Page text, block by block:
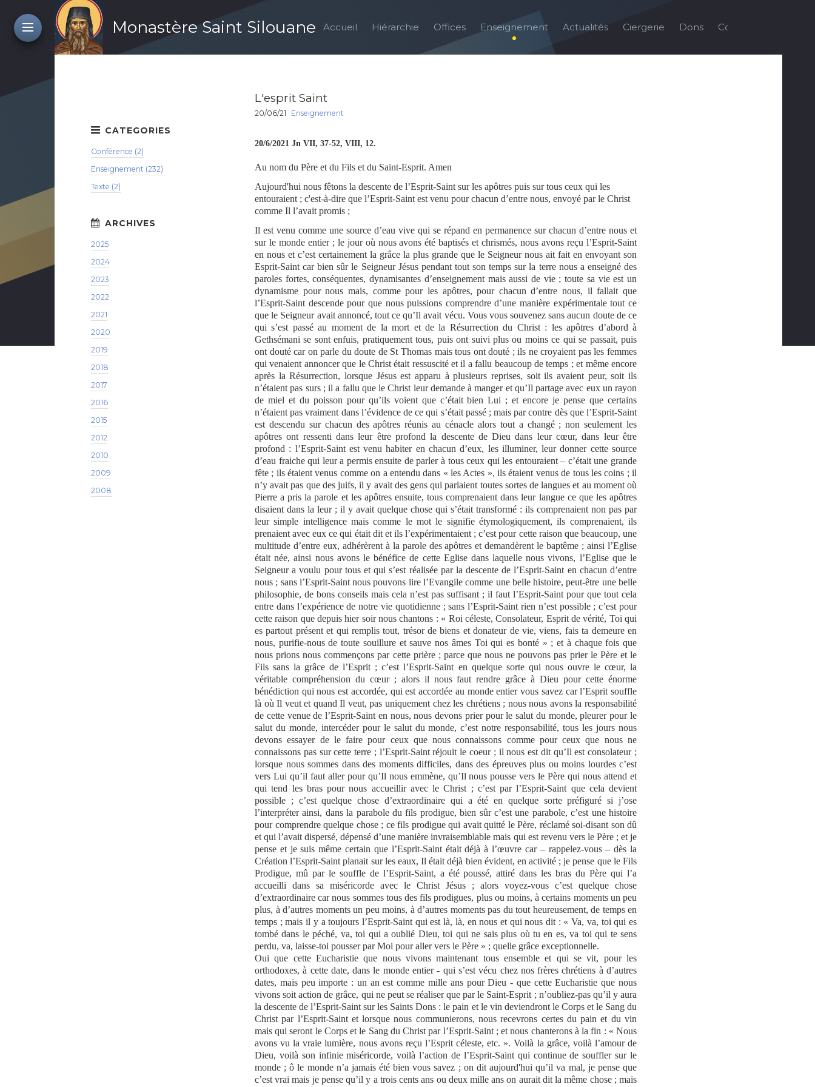
Monastère Saint Silouane Accueil Hiérarchie Offices Enseignement Actualités Ciergerie Dons Contact
L'esprit Saint
20/06/21 Enseignement
20/6/2021 Jn VII, 37-52, VIII, 12.
Au nom du Père et du Fils et du Saint-Esprit. Amen
Aujourd'hui nous fêtons la descente de l’Esprit-Saint sur les apôtres puis sur tous ceux qui les
entouraient ; c'est-à-dire que l’Esprit-Saint est venu pour chacun d’entre nous, envoyé par le Christ
comme Il l’avait promis ;
Il est venu comme une source d’eau vive qui se répand en permanence sur chacun d’entre nous et
sur le monde entier ; le jour où nous avons été baptisés et chrismés, nous avons reçu l’Esprit-Saint
en nous et c’est certainement la grâce la plus grande que le Seigneur nous ait fait en envoyant son
Esprit-Saint car bien sûr le Seigneur Jésus pendant tout son temps sur la terre nous a enseigné des
paroles fortes, conséquentes, dynamisantes d’enseignement mais aussi de vie ; toute sa vie est un
dynamisme pour nous mais, comme pour les apôtres, pour chacun d’entre nous, il fallait que
l’Esprit-Saint descende pour que nous puissions comprendre d’une manière expérimentale tout ce
que le Seigneur avait annoncé, tout ce qu’Il avait vécu. Vous vous souvenez sans aucun doute de ce
qui s’est passé au moment de la mort et de la Résurrection du Christ : les apôtres d’abord à
Gethsémani se sont enfuis, pratiquement tous, puis ont suivi plus ou moins ce qui se passait, puis
ont douté car on parle du doute de St Thomas mais tous ont douté ; ils ne croyaient pas les femmes
qui venaient annoncer que le Christ était ressuscité et il a fallu beaucoup de temps ; et même encore
après la Résurrection, lorsque Jésus est apparu à plusieurs reprises, soit ils avaient peur, soit ils
n’étaient pas surs ; il a fallu que le Christ leur demande à manger et qu’Il partage avec eux un rayon
de miel et du poisson pour qu’ils voient que c’était bien Lui ; et encore je pense que certains
n’étaient pas vraiment dans l’évidence de ce qui s’était passé ; mais par contre dès que l’Esprit-Saint
est descendu sur chacun des apôtres réunis au cénacle alors tout a changé ; non seulement les
apôtres ont ressenti dans leur être profond la descente de Dieu dans leur cœur, dans leur être
profond : l’Esprit-Saint est venu habiter en chacun d’eux, les illuminer, leur donner cette source
d’eau fraiche qui leur a permis ensuite de parler à tous ceux qui les entouraient – c’était une grande
fête ; ils étaient venus comme on a entendu dans « les Actes », ils étaient venus de tous les coins ; il
n’y avait pas que des juifs, il y avait des gens qui parlaient toutes sortes de langues et au moment où
Pierre a pris la parole et les apôtres ensuite, tous comprenaient dans leur langue ce que les apôtres
disaient dans la leur ; il y avait quelque chose qui s’était transformé : ils comprenaient non pas par
leur simple intelligence mais comme le mot le signifie étymologiquement, ils comprenaient, ils
prenaient avec eux ce qui était dit et ils l’expérimentaient ; c’est pour cette raison que beaucoup, une
multitude d’entre eux, adhérèrent à la parole des apôtres et demandèrent le baptême ; ainsi l’Eglise
était née, ainsi nous avons le bénéfice de cette Eglise dans laquelle nous vivons, l’Eglise que le
Seigneur a voulu pour tous et qui s’est réalisée par la descente de l’Esprit-Saint en chacun d’entre
nous ; sans l’Esprit-Saint nous pouvons lire l’Evangile comme une belle histoire, peut-être une belle
philosophie, de bons conseils mais cela n’est pas suffisant ; il faut l’Esprit-Saint pour que tout cela
entre dans l’expérience de notre vie quotidienne ; sans l’Esprit-Saint rien n’est possible ; c’est pour
cette raison que depuis hier soir nous chantons : « Roi céleste, Consolateur, Esprit de vérité, Toi qui
es partout présent et qui remplis tout, trésor de biens et donateur de vie, viens, fais ta demeure en
nous, purifie-nous de toute souillure et sauve nos âmes Toi qui es bonté » ; et à chaque fois que
nous prions nous commençons par cette prière ; parce que nous ne pouvons pas prier le Père et le
Fils sans la grâce de l’Esprit ; c’est l’Esprit-Saint en quelque sorte qui nous ouvre le cœur, la
véritable compréhension du cœur ; alors il nous faut rendre grâce à Dieu pour cette énorme
bénédiction qui nous est accordée, qui est accordée au monde entier vous savez car l’Esprit souffle
là où Il veut et quand Il veut, pas uniquement chez les chrétiens ; nous nous avons la responsabilité
de cette venue de l’Esprit-Saint en nous, nous devons prier pour le salut du monde, pleurer pour le
salut du monde, intercéder pour le salut du monde, c’est notre responsabilité, tous les jours nous
devons essayer de le faire pour ceux que nous connaissons comme pour ceux que nous ne
connaissons pas sur cette terre ; l’Esprit-Saint réjouit le coeur ; il nous est dit qu’Il est consolateur ;
lorsque nous sommes dans des moments difficiles, dans des épreuves plus ou moins lourdes c’est
vers Lui qu’il faut aller pour qu’Il nous emmène, qu’Il nous pousse vers le Père qui nous attend et
qui tend les bras pour nous accueillir avec le Christ ; c’est par l’Esprit-Saint que cela devient
possible ; c’est quelque chose d’extraordinaire qui a été en quelque sorte préfiguré si j’ose
l’interpréter ainsi, dans la parabole du fils prodigue, bien sûr c’est une parabole, c’est une histoire
pour comprendre quelque chose ; ce fils prodigue qui avait quitté le Père, réclamé soi-disant son dû
et qui l’avait dispersé, dépensé d’une manière invraisemblable mais qui est revenu vers le Père ; et je
pense et je suis même certain que l’Esprit-Saint était déjà à l’œuvre car – rappelez-vous – dès la
Création l’Esprit-Saint planait sur les eaux, Il était déjà bien évident, en activité ; je pense que le Fils
Prodigue, mû par le souffle de l’Esprit-Saint, a été poussé, attiré dans les bras du Père qui l’a
accueilli dans sa miséricorde avec le Christ Jésus ; alors voyez-vous c’est quelque chose
d’extraordinaire car nous sommes tous des fils prodigues, plus ou moins, à certains moments un peu
plus, à d’autres moments un peu moins, à d’autres moments pas du tout heureusement, de temps en
temps ; mais il y a toujours l’Esprit-Saint qui est là, là, en nous et qui nous dit : « Va, va, toi qui es
tombé dans le péché, va, toi qui a oublié Dieu, toi qui ne sais plus où tu en es, va toi qui te sens
perdu, va, laisse-toi pousser par Moi pour aller vers le Père » ; quelle grâce exceptionnelle.
Oui que cette Eucharistie que nous vivons maintenant tous ensemble et qui se vit, pour les
orthodoxes, à cette date, dans le monde entier - qui s’est vécu chez nos frères chrétiens à d’autres
dates, mais peu importe : un an est comme mille ans pour Dieu - que cette Eucharistie que nous
vivons soit action de grâce, qui ne peut se réaliser que par le Saint-Esprit ; n’oubliez-pas qu’il y aura
la descente de l’Esprit-Saint sur les Saints Dons : le pain et le vin deviendront le Corps et le Sang du
Christ par l’Esprit-Saint et lorsque nous communierons, nous recevrons certes du pain et du vin
mais qui seront le Corps et le Sang du Christ par l’Esprit-Saint ; et nous chanterons à la fin : « Nous
avons vu la vraie lumière, nous avons reçu l’Esprit céleste, etc. ». Voilà la grâce, voilà l’amour de
Dieu, voilà son infinie miséricorde, voilà l’action de l’Esprit-Saint qui continue de souffler sur le
monde ; ô le monde n’a jamais été bien vous savez ; on dit aujourd'hui qu’il va mal, je pense que
c’est vrai mais je pense qu’il y a trois cents ans ou deux mille ans on aurait dit la même chose ; mais
Conférence (2)
Enseignement (232)
Texte (2)
2025
2024
2023
2022
2021
2020
2019
2018
2017
2016
2015
2012
2010
2009
2008